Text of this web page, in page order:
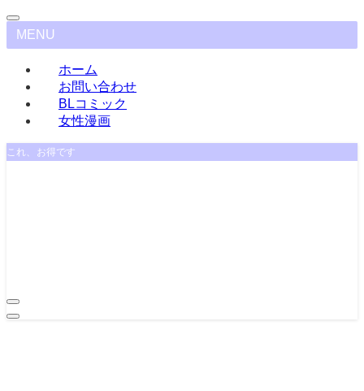
MENU
ホーム
お問い合わせ
BLコミック
女性漫画
これ、お得です